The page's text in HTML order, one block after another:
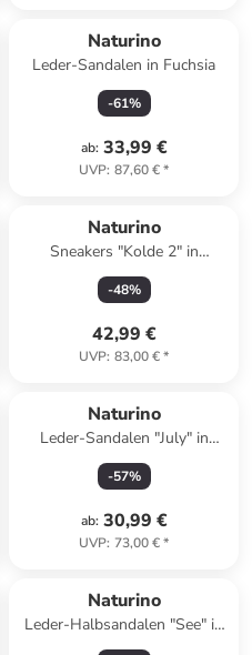
Naturino
Leder-Sandalen in Fuchsia
-61%
ab: 33,99 €
UVP: 87,60 €*
Naturino
Sneakers "Kolde 2" in
Dunkelblau
-48%
42,99 €
UVP: 83,00 €*
Naturino
Leder-Sandalen "July" in
Dunkelblau
-57%
ab: 30,99 €
UVP: 73,00 €*
Naturino
Leder-Halbsandalen "See" in
Blau